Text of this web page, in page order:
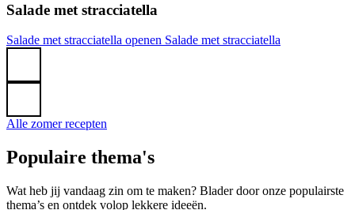
Salade met stracciatella
Salade met stracciatella openen Salade met stracciatella
Alle zomer recepten
Populaire thema's
Wat heb jij vandaag zin om te maken? Blader door onze populairste
thema’s en ontdek volop lekkere ideeën.